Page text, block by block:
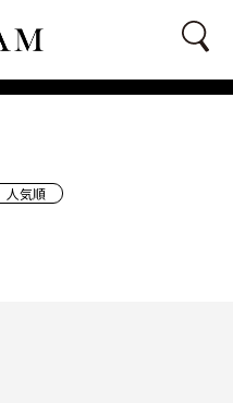
人気順